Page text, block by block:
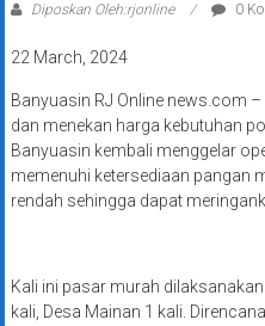
Diposkan Oleh:rjonline 0
22 March, 2024
Banyuasin RJ Online news.com
dan menekan harga kebutuhan
Banyuasin kembali menggelar
memenuhi ketersediaan pangan
rendah sehingga dapat
Kali ini pasar murah
kali, Desa Mainan 1 kali.